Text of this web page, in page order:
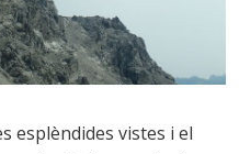
esplèndides vistes i el